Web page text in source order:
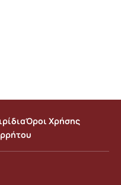
Όροι Χρήσης